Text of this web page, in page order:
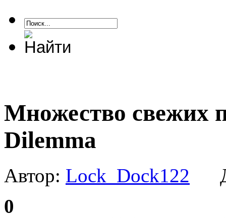
Множество свежих
Dilemma
Автор: Lock_Dock122
0